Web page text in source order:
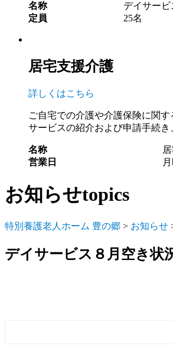
名称
デイサー
定員
25名
居宅支援介護
詳しくはこちら
ご自宅での介護や介護保険に関
サービスの紹介および申請手続
名称
営業日
お知らせtopics
特別養護老人ホーム 豊の郷 > お知らせ
デイサービス８月空き状